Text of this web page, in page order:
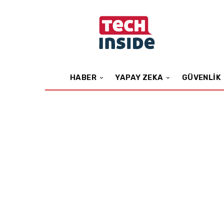
HABER YAPAY ZEKA GÜVENLIK